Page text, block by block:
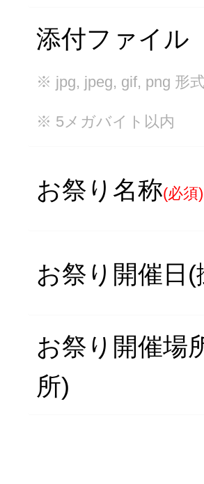
添付ファイル
※ jpg, jpeg, gif, png 形式
※ 5メガバイト以内
お祭り名称(必須)
お祭り開催日(
お祭り開催場
所)